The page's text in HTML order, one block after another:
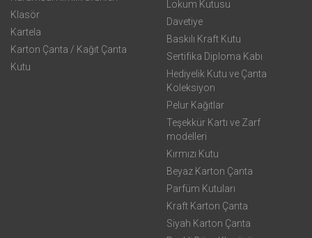
Klasör
Kartela
Karton Çanta / Kağıt Çanta
Kutu
Lokum Kutusu
Davetiye
Baskılı Kraft Kutu
Sertifika Diploma Kabı
Hediyelik Kutu ve Çanta
Koleksiyon
Pelur Kağıtlar
Teşekkür Kartı ve Zarf
modelleri
Kırmızı Kutu
Beyaz Karton Çanta
Parfüm Kutuları
Kraft Karton Çanta
Siyah Karton Çanta